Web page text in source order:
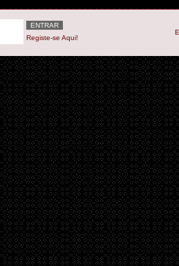
Registe-se Aqui!